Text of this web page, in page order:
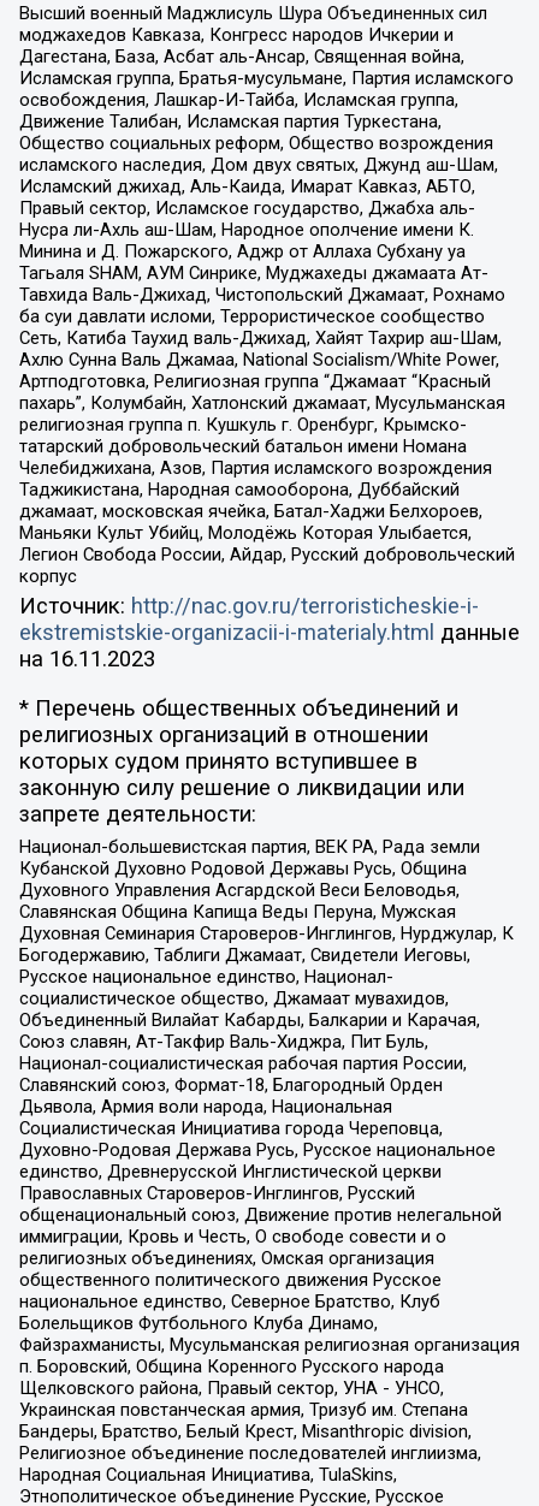
Высший военный Маджлисуль Шура Объединенных сил
моджахедов Кавказа, Конгресс народов Ичкерии и
Дагестана, База, Асбат аль-Ансар, Священная война,
Исламская группа, Братья-мусульмане, Партия исламского
освобождения, Лашкар-И-Тайба, Исламская группа,
Движение Талибан, Исламская партия Туркестана,
Общество социальных реформ, Общество возрождения
исламского наследия, Дом двух святых, Джунд аш-Шам,
Исламский джихад, Аль-Каида, Имарат Кавказ, АБТО,
Правый сектор, Исламское государство, Джабха аль-
Нусра ли-Ахль аш-Шам, Народное ополчение имени К.
Минина и Д. Пожарского, Аджр от Аллаха Субхану уа
Тагьаля SHAM, АУМ Синрике, Муджахеды джамаата Ат-
Тавхида Валь-Джихад, Чистопольский Джамаат, Рохнамо
ба суи давлати исломи, Террористическое сообщество
Сеть, Катиба Таухид валь-Джихад, Хайят Тахрир аш-Шам,
Ахлю Сунна Валь Джамаа, National Socialism/White Power,
Артподготовка, Религиозная группа “Джамаат “Красный
пахарь”, Колумбайн, Хатлонский джамаат, Мусульманская
религиозная группа п. Кушкуль г. Оренбург, Крымско-
татарский добровольческий батальон имени Номана
Челебиджихана, Азов, Партия исламского возрождения
Таджикистана, Народная самооборона, Дуббайский
джамаат, московская ячейка, Батал-Хаджи Белхороев,
Маньяки Культ Убийц, Молодёжь Которая Улыбается,
Легион Свобода России, Айдар, Русский добровольческий
корпус
Источник: http://nac.gov.ru/terroristicheskie-i-
ekstremistskie-organizacii-i-materialy.html данные
на 16.11.2023
* Перечень общественных объединений и
религиозных организаций в отношении
которых судом принято вступившее в
законную силу решение о ликвидации или
запрете деятельности:
Национал-большевистская партия, ВЕК РА, Рада земли
Кубанской Духовно Родовой Державы Русь, Община
Духовного Управления Асгардской Веси Беловодья,
Славянская Община Капища Веды Перуна, Мужская
Духовная Семинария Староверов-Инглингов, Нурджулар, К
Богодержавию, Таблиги Джамаат, Свидетели Иеговы,
Русское национальное единство, Национал-
социалистическое общество, Джамаат мувахидов,
Объединенный Вилайат Кабарды, Балкарии и Карачая,
Союз славян, Ат-Такфир Валь-Хиджра, Пит Буль,
Национал-социалистическая рабочая партия России,
Славянский союз, Формат-18, Благородный Орден
Дьявола, Армия воли народа, Национальная
Социалистическая Инициатива города Череповца,
Духовно-Родовая Держава Русь, Русское национальное
единство, Древнерусской Инглистической церкви
Православных Староверов-Инглингов, Русский
общенациональный союз, Движение против нелегальной
иммиграции, Кровь и Честь, О свободе совести и о
религиозных объединениях, Омская организация
общественного политического движения Русское
национальное единство, Северное Братство, Клуб
Болельщиков Футбольного Клуба Динамо,
Файзрахманисты, Мусульманская религиозная организация
п. Боровский, Община Коренного Русского народа
Щелковского района, Правый сектор, УНА - УНСО,
Украинская повстанческая армия, Тризуб им. Степана
Бандеры, Братство, Белый Крест, Misanthropic division,
Религиозное объединение последователей инглиизма,
Народная Социальная Инициатива, TulaSkins,
Этнополитическое объединение Русские, Русское